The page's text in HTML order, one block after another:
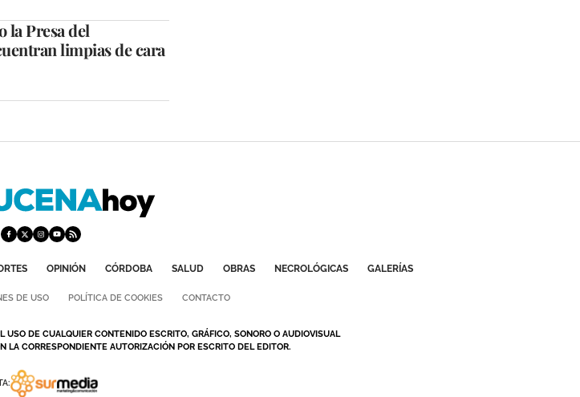
la Presa del
limpias de cara
OPINIÓN CÓRDOBA SALUD OBRAS NECROLÓGICAS GALERÍAS
DE USO POLÍTICA DE COOKIES CONTACTO
DE CUALQUIER CONTENIDO ESCRITO, GRÁFICO, SONORO O AUDIOVISUAL
LA CORRESPONDIENTE AUTORIZACIÓN POR ESCRITO DEL EDITOR.